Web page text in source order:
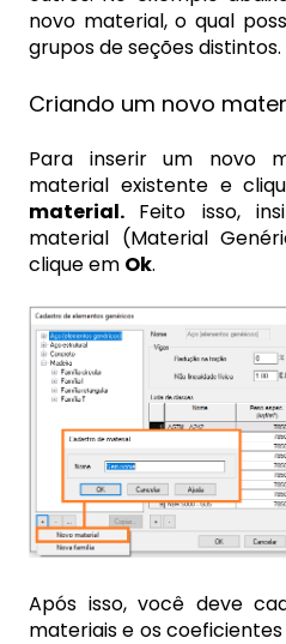
novo material, o qual
grupos de seções distintos.
Criando um novo
Para inserir um novo
material existente e
material. Feito isso,
material (Material
clique em Ok.
Após isso, você deve
materiais e os